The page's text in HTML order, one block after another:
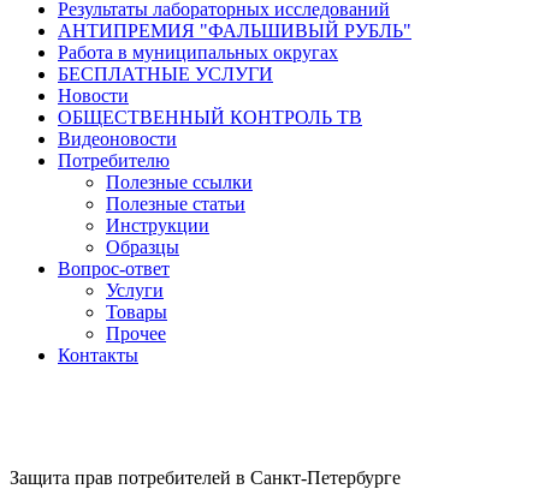
Результаты лабораторных исследований
АНТИПРЕМИЯ "ФАЛЬШИВЫЙ РУБЛЬ"
Работа в муниципальных округах
БЕСПЛАТНЫЕ УСЛУГИ
Новости
ОБЩЕСТВЕННЫЙ КОНТРОЛЬ ТВ
Видеоновости
Потребителю
Полезные ссылки
Полезные статьи
Инструкции
Образцы
Вопрос-ответ
Услуги
Товары
Прочее
Контакты
Защита прав потребителей в Санкт-Петербурге